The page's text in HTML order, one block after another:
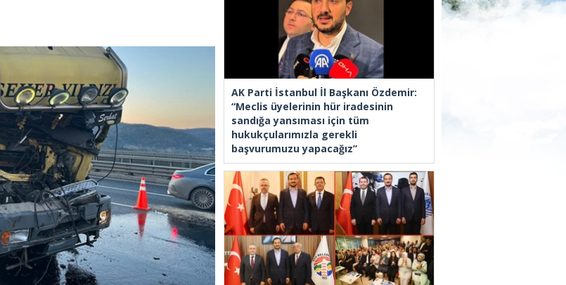
AK Parti İstanbul İl Başkanı Özdemir:
“Meclis üyelerinin hür iradesinin
sandığa yansıması için tüm
hukukçularımızla gerekli
başvurumuzu yapacağız”